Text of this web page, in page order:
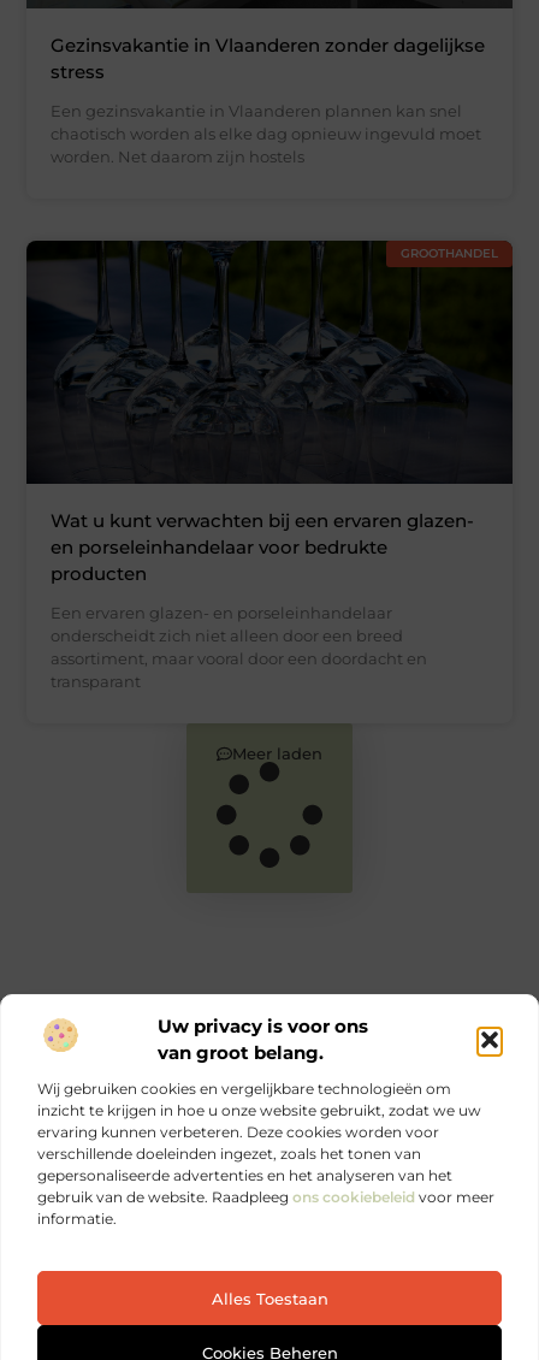
Uw privacy is voor ons
van groot belang.
Wij gebruiken cookies en vergelijkbare technologieën om
inzicht te krijgen in hoe u onze website gebruikt, zodat we uw
ervaring kunnen verbeteren. Deze cookies worden voor
verschillende doeleinden ingezet, zoals het tonen van
gepersonaliseerde advertenties en het analyseren van het
gebruik van de website. Raadpleeg ons cookiebeleid voor meer
informatie.
Alles Toestaan
Cookies Beheren
Gezinsvakantie in Vlaanderen zonder dagelijkse
stress
Een gezinsvakantie in Vlaanderen plannen kan snel
chaotisch worden als elke dag opnieuw ingevuld moet
worden. Net daarom zijn hostels
GROOTHANDEL
Wat u kunt verwachten bij een ervaren glazen-
en porseleinhandelaar voor bedrukte
producten
Een ervaren glazen- en porseleinhandelaar
onderscheidt zich niet alleen door een breed
assortiment, maar vooral door een doordacht en
transparant
Meer laden
Main Links
Ontdek elke dag iets nieuws op Je-eigen-marketing.be.
Sterke marketing begint bij jezelf.
marketing.be